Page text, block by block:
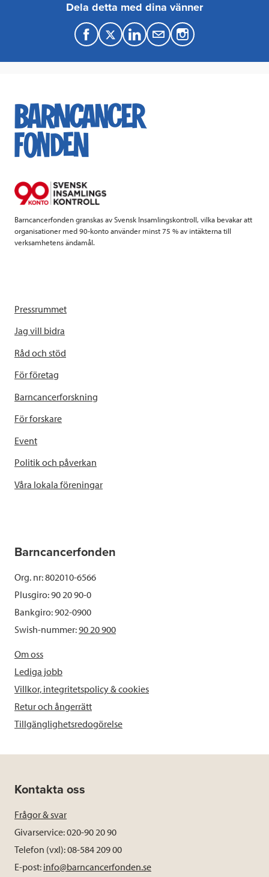
Dela detta med dina vänner
F
a
e
b
k
T
w
t
t
L
i
k
e
M
a
Barncancerfonden granskas av Svensk Insamlingskontroll, vilka bevakar att
organisationer med 90-konto använder minst 75 % av intäkterna till
verksamhetens ändamål.
Pressrummet
Jag vill bidra
Råd och stöd
För företag
Barncancerforskning
För forskare
Event
Politik och påverkan
Våra lokala föreningar
Barncancerfonden
Org. nr: 802010-6566
Plusgiro: 90 20 90-0
Bankgiro: 902-0900
Swish-nummer:90 20 900
Om oss
Lediga jobb
Villkor, integritetspolicy & cookies
Retur och ångerrätt
Tillgänglighetsredogörelse
Kontakta oss
Frågor & svar
Givarservice: 020-90 20 90
Telefon (vxl): 08-584 209 00
E-post: info@barncancerfonden.se